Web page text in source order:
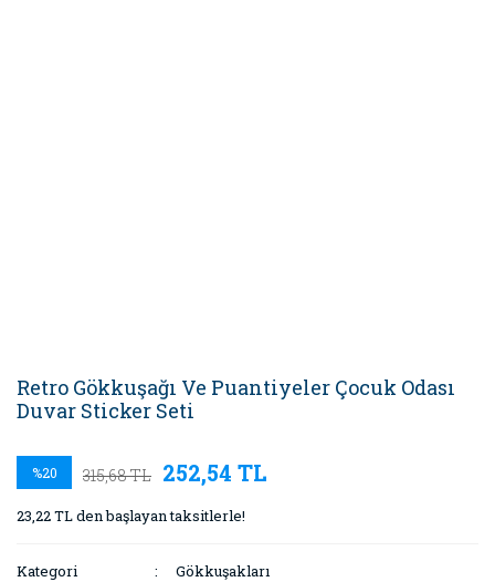
Retro Gökkuşağı Ve Puantiyeler Çocuk Odası
Duvar Sticker Seti
%20 315,68 TL 252,54 TL
23,22 TL den başlayan taksitlerle!
Kategori
Gökkuşakları